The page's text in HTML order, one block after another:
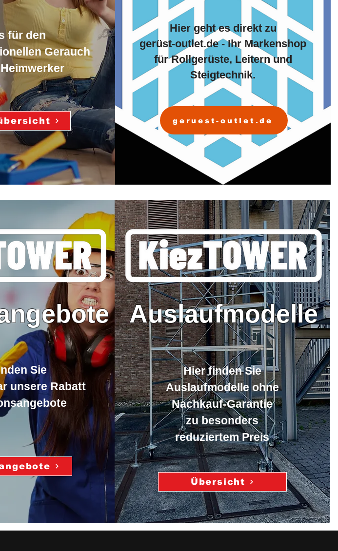
für den
Gerauch
Hier geht es direkt zu
gerüst-outlet.de - Ihr Markenshop
für Rollgerüste, Leitern und
Steigtechnik.
geruest-outlet.de
Sie
unsere Rabatt
Auslaufmodelle
Hier finden Sie
Auslaufmodelle ohne
Nachkauf-Garantie
zu besonders
reduziertem Preis
Übersicht